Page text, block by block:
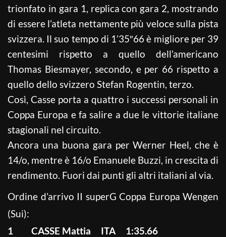
trionfato in gara 1, replica con gara 2, mostrando
di essere l’atleta nettamente più veloce sulla pista
svizzera. Il suo tempo di 1’35″66 è migliore per 39
centesimi rispetto a quello dell’americano
Thomas Biesmayer, secondo, e per 66 rispetto a
quello dello svizzero Stefan Rogentin, terzo.
Così, Casse porta a quattro i successi personali in
Coppa Europa e fa salire a due le vittorie italiane
stagionali nel circuito.
Ancora una buona gara per Werner Heel, che è
14/o, mentre è 16/o Emanuele Buzzi, in crescita di
rendimento. Fuori dai punti gli altri italiani al via.
Ordine d’arrivo II superG Coppa Europa Wengen
(Sui):
1 CASSE Mattia ITA 1:35.66